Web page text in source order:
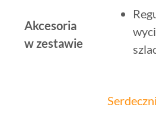
Akcesoria
w zestawie